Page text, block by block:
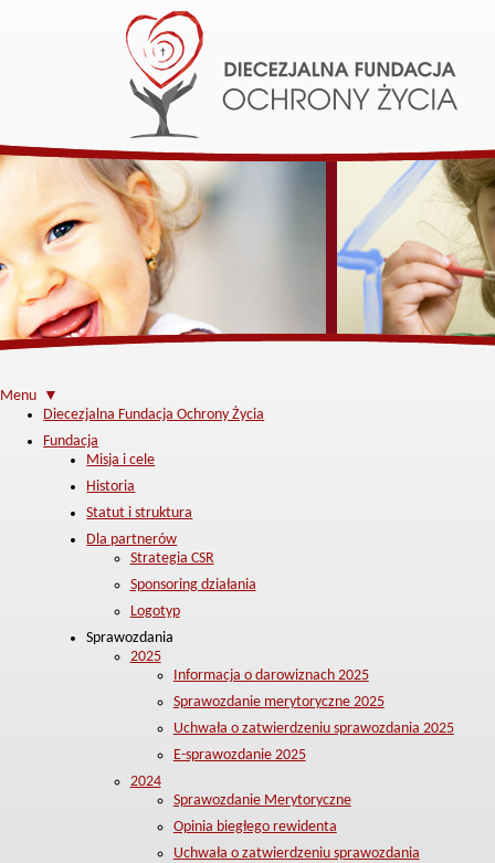
Menu ▼
Diecezjalna Fundacja Ochrony Życia
Fundacja
Misja i cele
Historia
Statut i struktura
Dla partnerów
Strategia CSR
Sponsoring działania
Logotyp
Sprawozdania
2025
Informacja o darowiznach 2025
Sprawozdanie merytoryczne 2025
Uchwała o zatwierdzeniu sprawozdania 2025
E-sprawozdanie 2025
2024
Sprawozdanie Merytoryczne
Opinia biegłego rewidenta
Uchwała o zatwierdzeniu sprawozdania